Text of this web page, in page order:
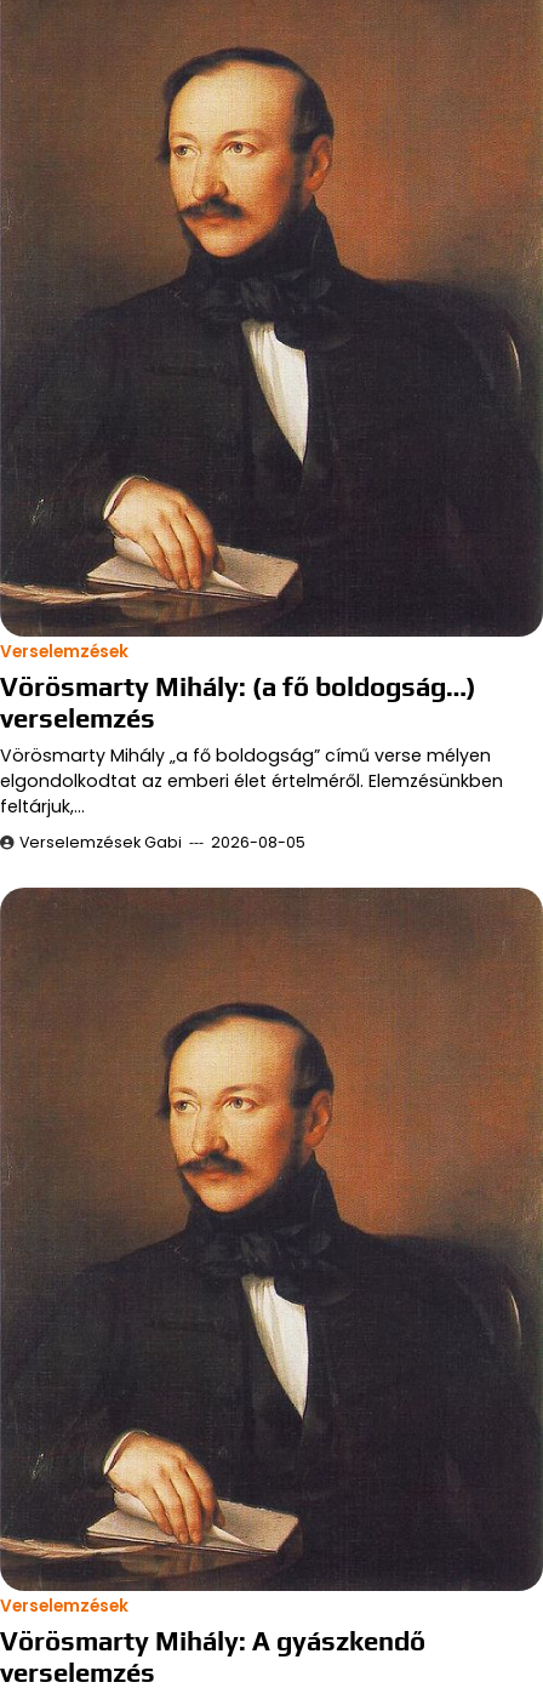
Verselemzések
Vörösmarty Mihály: (a fő boldogság…)
verselemzés
Vörösmarty Mihály „a fő boldogság” című verse mélyen
elgondolkodtat az emberi élet értelméről. Elemzésünkben
feltárjuk,…
Verselemzések Gabi 2026-08-05
Verselemzések
Vörösmarty Mihály: A gyászkendő
verselemzés